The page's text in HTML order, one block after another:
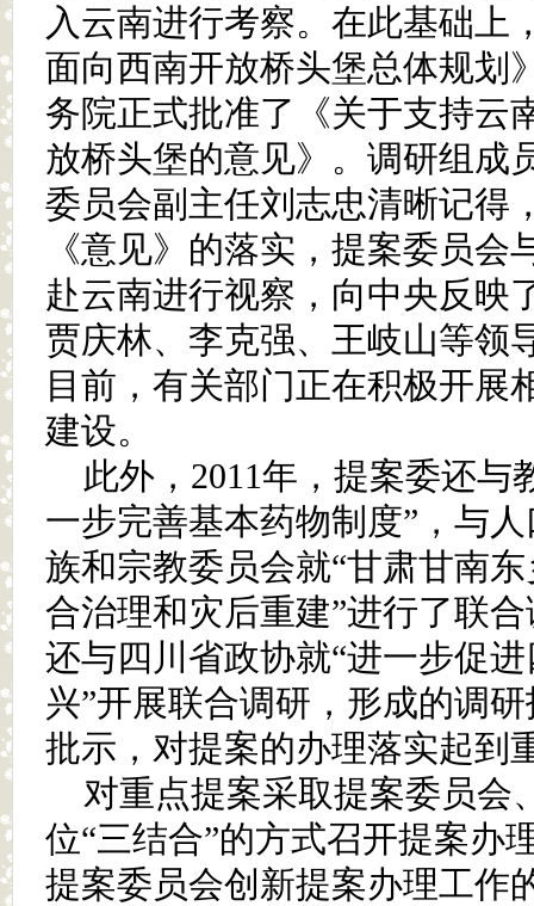
入云南进行考察。在此基础上
面向西南开放桥头堡总体规划
务院正式批准了《关于支持云
放桥头堡的意见》。调研组成
委员会副主任刘志忠清晰记得
《意见》的落实，提案委员
赴云南进行视察，向中央反映
贾庆林、李克强、王岐山等领
目前，有关部门正在积极开展
建设。
此外，2011年，提案委还与
一步完善基本药物制度”，与
族和宗教委员会就“甘肃甘南
合治理和灾后重建”进行了联
还与四川省政协就“进一步促
兴”开展联合调研，形成的调
批示，对提案的办理落实起到
对重点提案采取提案委员会
位“三结合”的方式召开提案办
提案委员会创新提案办理工作